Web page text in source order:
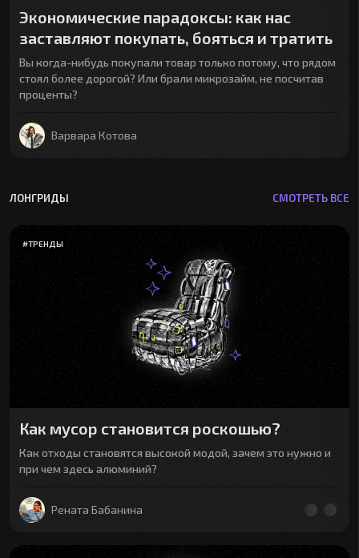
Экономические парадоксы: как нас
заставляют покупать, бояться и тратить
Вы когда-нибудь покупали товар только потому, что рядом
стоял более дорогой? Или брали микрозайм, не посчитав
проценты?
Варвара Котова
ЛОНГРИДЫ СМОТРЕТЬ ВСЕ
#ТРЕНДЫ
Как мусор становится роскошью?
Как отходы становятся высокой модой, зачем это нужно и
при чем здесь алюминий?
Рената Бабанина